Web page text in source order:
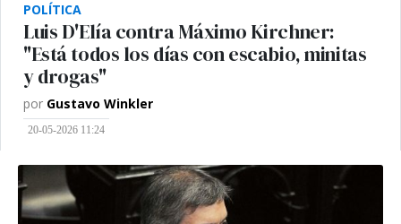
POLÍTICA
Luis D'Elía contra Máximo Kirchner:
"Está todos los días con escabio, minitas
y drogas"
por Gustavo Winkler
20-05-2026 11:24